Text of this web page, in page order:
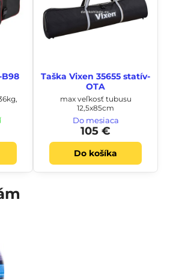
B98
Taška Vixen 35655 statív-
OTA
max veľkosť tubusu
12,5x85cm
Do mesiaca
105 €
Do košíka